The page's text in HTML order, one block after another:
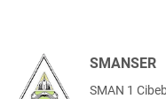
SMANSER
SMAN 1